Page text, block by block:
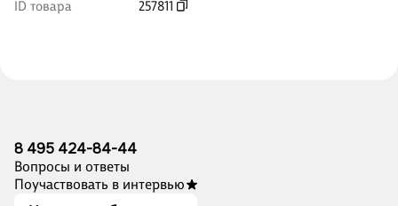
ID товара
257811
8 495 424-84-44
Вопросы и ответы
Поучаствовать в интервью